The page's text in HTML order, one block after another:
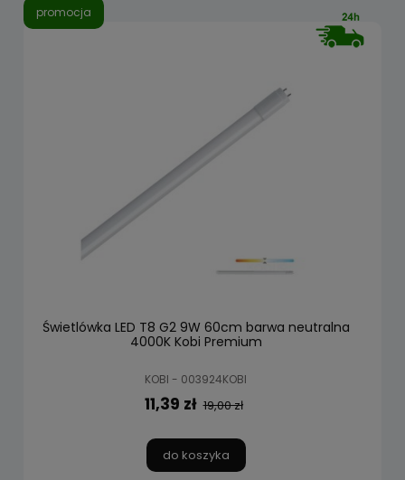
Świetlówka LED T8 G2 9W 60cm barwa neutralna
4000K Kobi Premium
KOBI - 003924KOBI
11,39 zł 19,00 zł
do koszyka
promocja